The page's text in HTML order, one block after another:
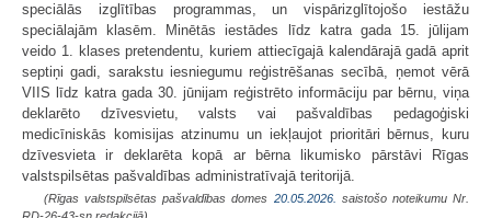
speciālās izglītības programmas, un vispārizglītojošo iestāžu
speciālajām klasēm. Minētās iestādes līdz katra gada 15. jūlijam
veido 1. klases pretendentu, kuriem attiecīgajā kalendārajā gadā aprit
septiņi gadi, sarakstu iesniegumu reģistrēšanas secībā, ņemot vērā
VIIS līdz katra gada 30. jūnijam reģistrēto informāciju par bērnu, viņa
deklarēto dzīvesvietu, valsts vai pašvaldības pedagoģiski
medicīniskās komisijas atzinumu un iekļaujot prioritāri bērnus, kuru
dzīvesvieta ir deklarēta kopā ar bērna likumisko pārstāvi Rīgas
valstspilsētas pašvaldības administratīvajā teritorijā.
(Rīgas valstspilsētas pašvaldības domes 20.05.2026.
saistošo noteikumu Nr.